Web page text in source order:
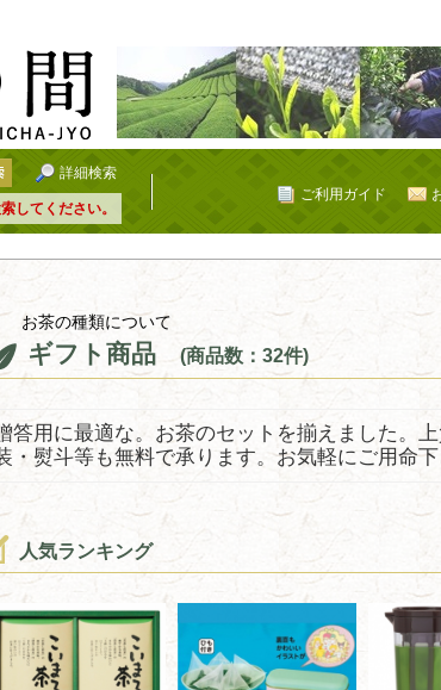
詳細検索
してください。
ご利用ガイド
お茶の種類について
ギフト商品 (商品数：32件)
答用に最適な。お茶のセットを揃えました。
・熨斗等も無料で承ります。お気軽にご用命下
人気ランキング